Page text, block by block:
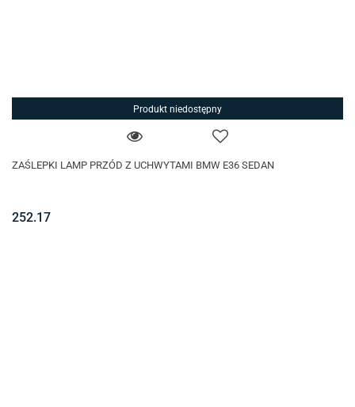
Produkt niedostępny
ZAŚLEPKI LAMP PRZÓD Z UCHWYTAMI BMW E36 SEDAN
252.17